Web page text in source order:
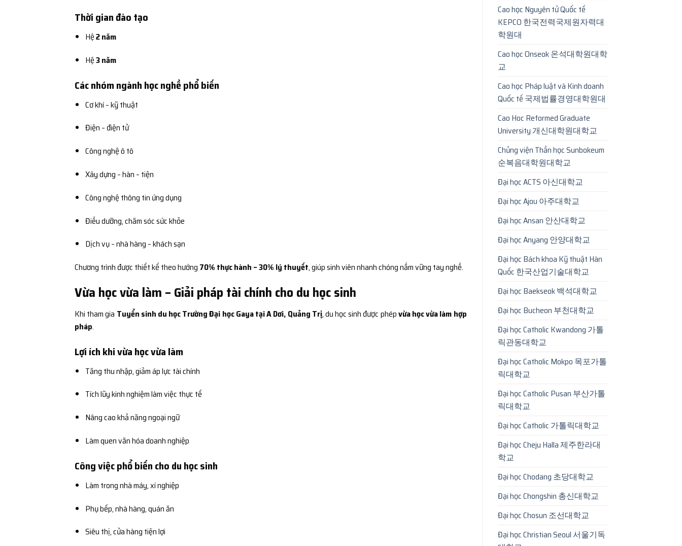
Thời gian đào tạo
Hệ2 năm
Hệ3 năm
Các nhóm ngành học nghề phổ biến
Cơ khí – kỹ thuật
Điện – điện tử
Công nghệ ô tô
Xây dựng – hàn – tiện
Công nghệ thông tin ứng dụng
Điều dưỡng, chăm sóc sức khỏe
Dịch vụ – nhà hàng – khách sạn
Chương trình được thiết kế theo hướng 70% thực hành – 30% lý thuyết, giúp sinh viên nhanh chóng nắm vững tay nghề.
Vừa học vừa làm – Giải pháp tài chính cho du học sinh
Khi tham gia Tuyển sinh du học Trường Đại học Gaya tại A Dơi, Quảng Trị, du học sinh được phépvừa học vừa làm hợp
pháp.
Lợi ích khi vừa học vừa làm
Tăng thu nhập, giảm áp lực tài chính
Tích lũy kinh nghiệm làm việc thực tế
Nâng cao khả năng ngoại ngữ
Làm quen văn hóa doanh nghiệp
Công việc phổ biến cho du học sinh
Làm trong nhà máy, xí nghiệp
Phụ bếp, nhà hàng, quán ăn
Siêu thị, cửa hàng tiện lợi
Cao học Nguyên tử Quốc tế
KEPCO 한국전력국제원자력대
학원대
Cao học Onseok 온석대학원대학
교
Cao học Pháp luật và Kinh doanh
Quốc tế 국제법률경영대학원대
Cao Hoc Reformed Graduate
University 개신대학원대학교
Chủng viện Thần học Sunbokeum
순복음대학원대학교
Đại học ACTS 아신대학교
Đại học Ajou 아주대학교
Đại học Ansan 안산대학교
Đại học Anyang 안양대학교
Đại học Bách khoa Kỹ thuật Hàn
Quốc 한국산업기술대학교
Đại học Baekseok 백석대학교
Đại học Bucheon 부천대학교
Đại học Catholic Kwandong 가톨
릭관동대학교
Đại học Catholic Mokpo 목포가톨
릭대학교
Đại học Catholic Pusan 부산가톨
릭대학교
Đại học Catholic 가톨릭대학교
Đại học Cheju Halla 제주한라대
학교
Đại học Chodang 초당대학교
Đại học Chongshin 총신대학교
Đại học Chosun 조선대학교
Đại học Christian Seoul 서울기독